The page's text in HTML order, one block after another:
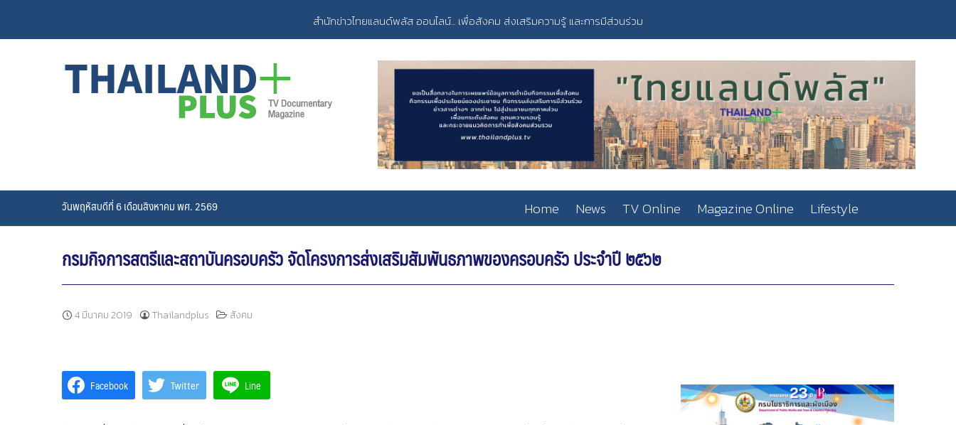
content
สำนักข่าวไทยแลนด์พลัส ออนไลน์... เพื่อสังคม ส่งเสริมความรู้ และการมีส่วนร่วม
วันพฤหัสบดีที่ 6 เดือนสิงหาคม พศ. 2569 Home News TV Online Magazine Online Lifestyle
กรมกิจการสตรีและสถาบันครอบครัว จัดโครงการส่งเสริมสัมพันธภาพของครอบครัว ประจำปี ๒๕๖๒
4 มีนาคม 2019 Thailandplus สังคม
Facebook Twitter Line